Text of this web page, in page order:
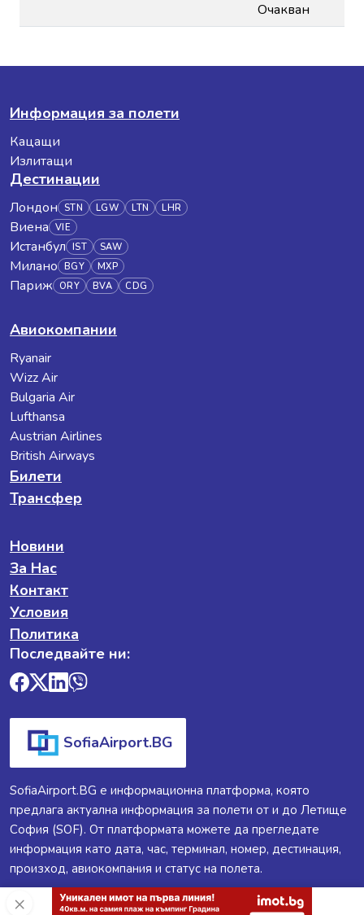
Очакван
×
Информация за полети
Кацащи
Излитащи
Дестинации
Лондон STN LGW LTN LHR
Виена VIE
Истанбул IST SAW
Милано BGY MXP
Париж ORY BVA CDG
Авиокомпании
Ryanair
Wizz Air
Bulgaria Air
Lufthansa
Austrian Airlines
British Airways
Билети
Трансфер
Новини
За Нас
Контакт
Условия
Политика
Последвайте ни:
SofiaAirport.BG
SofiaAirport.BG е информационна платформа, която
предлага актуална информация за полети от и до Летище
София (SOF). От платформата можете да прегледате
информация като дата, час, терминал, номер, дестинация,
произход, авиокомпания и статус на полета.